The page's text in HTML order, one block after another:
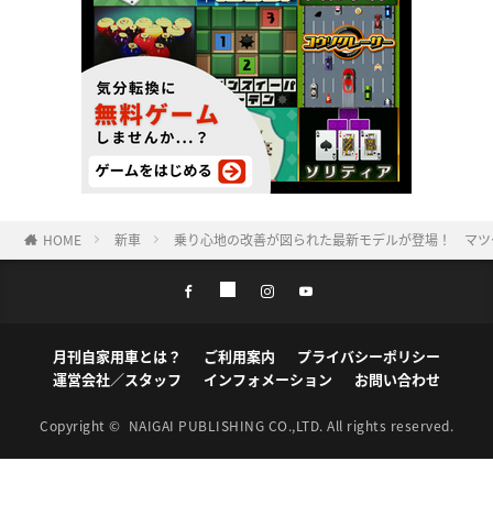
HOME 新車 乗り心地の改善が図られた最新モデルが登場！ マ
月刊自家用車とは？ ご利用案内
プライバシーポリシー
運営会社／スタッフ
インフォメーション お問い合わせ
Copyright © NAIGAI PUBLISHING CO.,LTD. All rights reserved.